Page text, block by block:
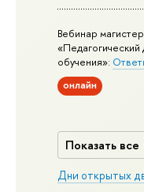
Вебинар
«Педагогический
обучения»:
онлайн
Показать все
Дни открытых